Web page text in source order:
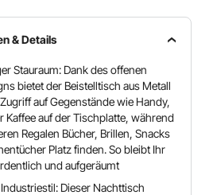
& Details
Stauraum: Dank des offenen
bietet der Beistelltisch aus Metall
auf Gegenstände wie Handy,
Kaffee auf der Tischplatte, während
Regalen Bücher, Brillen, Snacks
Platz finden. So bleibt Ihr
und aufgeräumt
Dieser Nachttisch